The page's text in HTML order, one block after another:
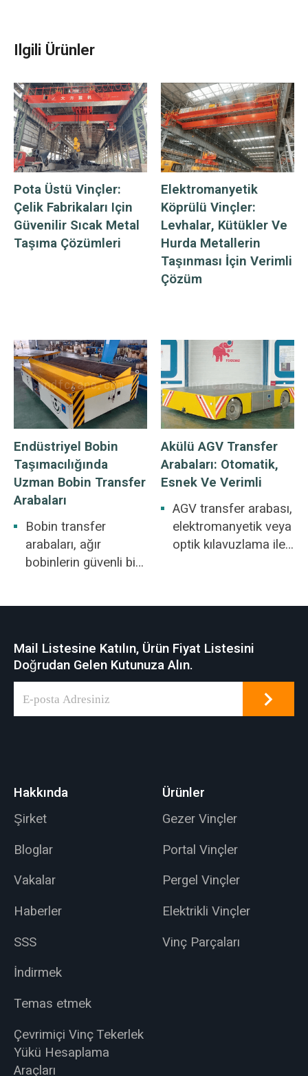
Ilgili Ürünler
Pota Üstü Vinçler:
Çelik Fabrikaları Için
Güvenilir Sıcak Metal
Taşıma Çözümleri
Elektromanyetik
Köprülü Vinçler:
Levhalar, Kütükler Ve
Hurda Metallerin
Taşınması İçin Verimli
Çözüm
Endüstriyel Bobin
Taşımacılığında
Uzman Bobin Transfer
Arabaları
Bobin transfer
arabaları, ağır
bobinlerin güvenli bir
taşınmasında
verimliliği artırarak,
bobinle ilgili malzeme
taşıma görevleri için
Akülü AGV Transfer
Arabaları: Otomatik,
Esnek Ve Verimli
AGV transfer arabası,
elektromanyetik veya
optik kılavuzlama ile
özelliklerine sahip
sürücüsüz bir taşıma
aracıdır. Şarj edilebilir
veya lityum pillerle
Mail Listesine Katılın, Ürün Fiyat Listesini
Doğrudan Gelen Kutunuza Alın.
Hakkında
Şirket
Bloglar
Vakalar
Haberler
SSS
İndirmek
Temas etmek
Çevrimiçi Vinç Tekerlek
Yükü Hesaplama
Araçları
Ürünler
Gezer Vinçler
Portal Vinçler
Pergel Vinçler
Elektrikli Vinçler
Vinç Parçaları